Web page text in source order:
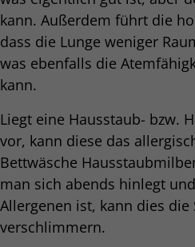
kann. Außerdem führt die
dass die Lunge weniger
was ebenfalls die
kann.
Liegt eine Hausstaub- bzw.
vor, kann diese das
Bettwäsche
man sich abends hinlegt
Allergenen ist, kann dies die
verschlimmern.